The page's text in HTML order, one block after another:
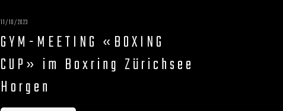
11/10/2023
GYM-MEETING «BOXING
CUP» im Boxring Zürichsee
Horgen